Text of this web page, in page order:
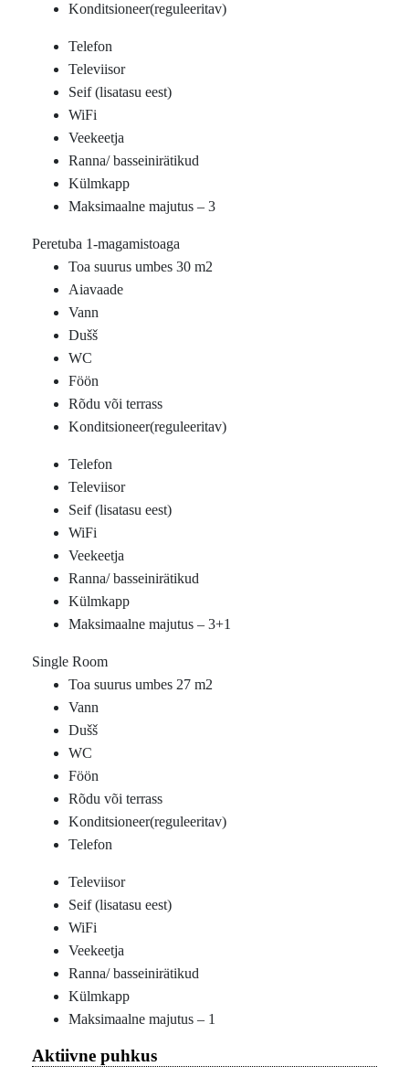
Konditsioneer(reguleeritav)
Telefon
Televiisor
Seif (lisatasu eest)
WiFi
Veekeetja
Ranna/ basseinirätikud
Külmkapp
Maksimaalne majutus – 3
Peretuba 1-magamistoaga
Toa suurus umbes 30 m2
Aiavaade
Vann
Dušš
WC
Föön
Rõdu või terrass
Konditsioneer(reguleeritav)
Telefon
Televiisor
Seif (lisatasu eest)
WiFi
Veekeetja
Ranna/ basseinirätikud
Külmkapp
Maksimaalne majutus – 3+1
Single Room
Toa suurus umbes 27 m2
Vann
Dušš
WC
Föön
Rõdu või terrass
Konditsioneer(reguleeritav)
Telefon
Televiisor
Seif (lisatasu eest)
WiFi
Veekeetja
Ranna/ basseinirätikud
Külmkapp
Maksimaalne majutus – 1
Aktiivne puhkus